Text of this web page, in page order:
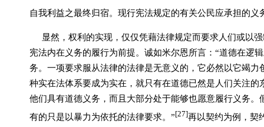
自我利益之最终归宿。现行宪法规定的有关公民应承担的
显然，权利的实现，仅仅凭藉法律规定而要求人们或以
宪法内在义务的履行为前提。诚如米尔恩所言：“道德在逻
务。一项要求服从法律的法律是无意义的，它必然以它竭
种实在法体系要成为实在，就只有在道德已然是人们关注
他们具有道德义务，而且大部分处于能够也愿意履行义务
有的只是以暴力为依托的法律要求。” [27]再以契约为例，契